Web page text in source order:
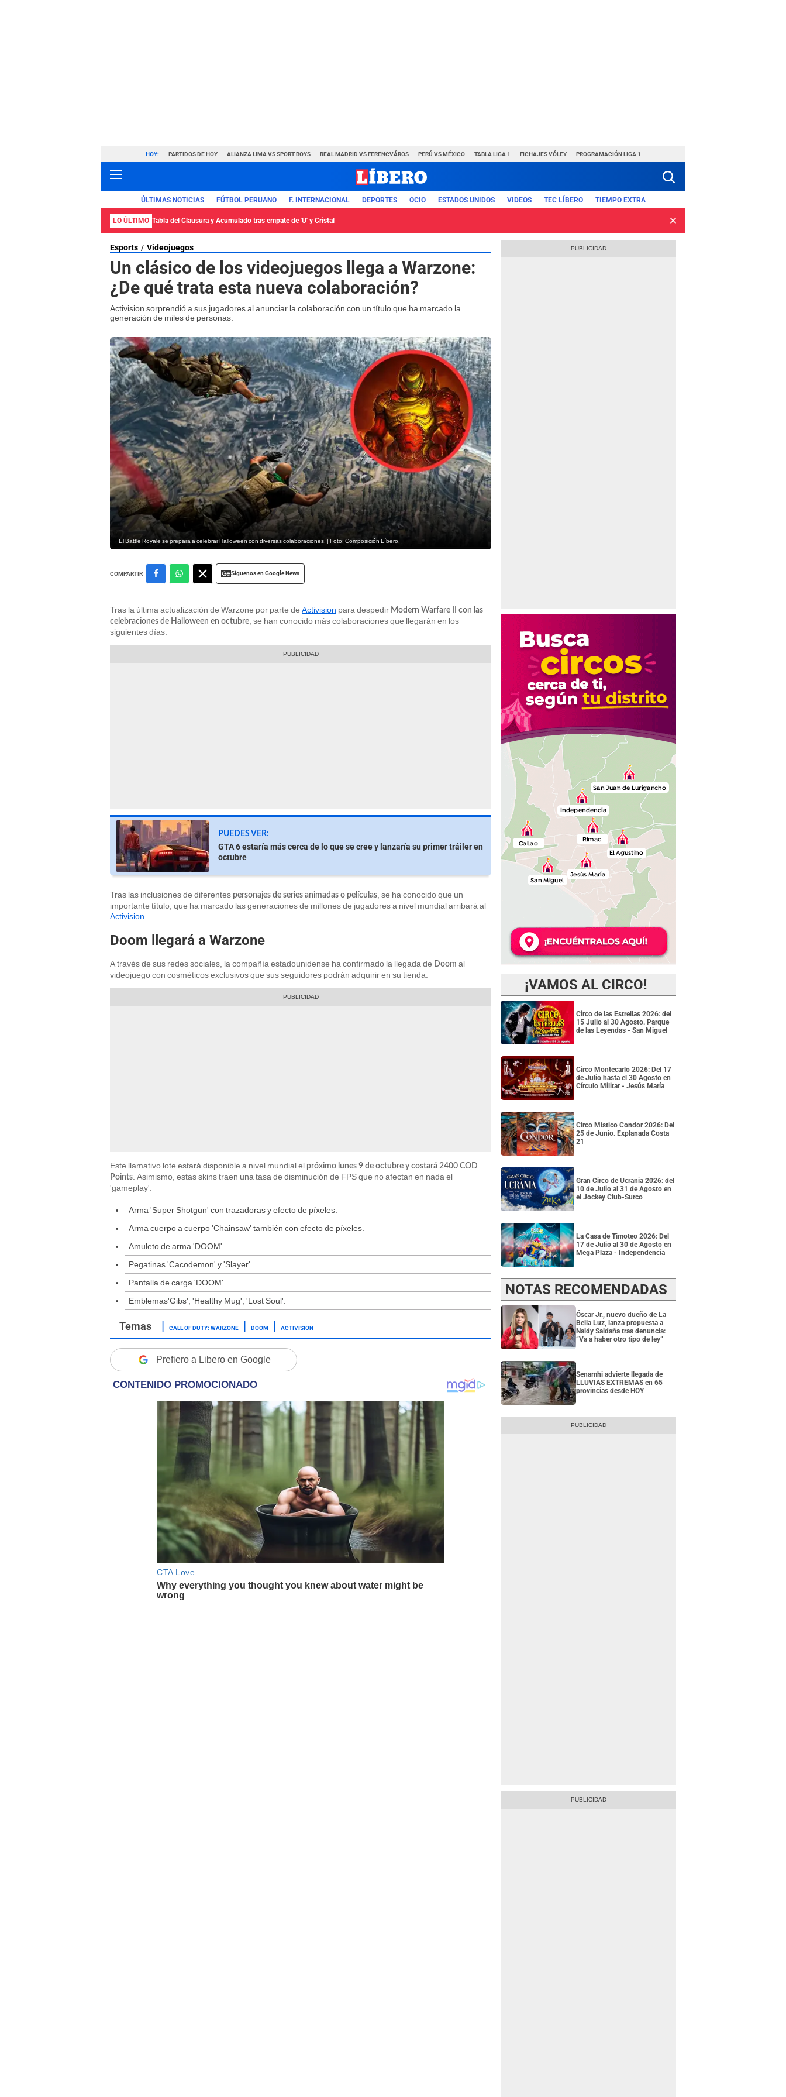
HOY: PARTIDOS DE HOY ALIANZA LIMA VS SPORT BOYS REAL MADRID VS FERENCVÁROS PERÚ VS MÉXICO TABLA LIGA 1 FICHAJES VÓLEY PROGRAMACIÓN LIGA 1
ÚLTIMAS NOTICIAS FÚTBOL PERUANO F. INTERNACIONAL DEPORTES OCIO ESTADOS UNIDOS VIDEOS TEC LÍBERO TIEMPO EXTRA
LO ÚLTIMO Tabla del Clausura y Acumulado tras empate de 'U' y Cristal
Esports Videojuegos
Un clásico de los videojuegos llega a Warzone:
¿De qué trata esta nueva colaboración?
Activision sorprendió a sus jugadores al anunciar la colaboración con un título que ha marcado la
generación de miles de personas.
El Battle Royale se prepara a celebrar Halloween con diversas colaboraciones. | Foto: Composición Líbero.
COMPARTIR Siguenos en Google News
Tras la última actualización de Warzone por parte de Activision para despedir Modern Warfare II con las
celebraciones de Halloween en octubre , se han conocido más colaboraciones que llegarán en los
siguientes días.
PUEDES VER:
GTA 6 estaría más cerca de lo que se cree y lanzaría su primer tráiler en
octubre
Tras las inclusiones de diferentes personajes de series animadas o películas , se ha conocido que un
importante título, que ha marcado las generaciones de millones de jugadores a nivel mundial arribará al
Activision
Doom llegará a Warzone
A través de sus redes sociales, la compañía estadounidense ha confirmado la llegada de Doom al
videojuego con cosméticos exclusivos que sus seguidores podrán adquirir en su tienda.
Este llamativo lote estará disponible a nivel mundial el próximo lunes 9 de octubre y costará 2400 COD
Points. Asimismo, estas skins traen una tasa de disminución de FPS que no afectan en nada el
'gameplay'.
Arma 'Super Shotgun' con trazadoras y efecto de píxeles.
Arma cuerpo a cuerpo 'Chainsaw' también con efecto de píxeles.
Amuleto de arma 'DOOM'.
Pegatinas 'Cacodemon' y 'Slayer'.
Pantalla de carga 'DOOM'.
Emblemas'Gibs', 'Healthy Mug', 'Lost Soul'.
CALL OF DUTY: WARZONE DOOM ACTIVISION
Prefiero a Libero en Google
¡VAMOS AL CIRCO!
Circo de las Estrellas 2026: del
15 Julio al 30 Agosto. Parque
de las Leyendas - San Miguel
Circo Montecarlo 2026: Del 17
de Julio hasta el 30 Agosto en
Círculo Militar - Jesús María
Circo Místico Condor 2026: Del
25 de Junio. Explanada Costa
21
Gran Circo de Ucrania 2026: del
10 de Julio al 31 de Agosto en
el Jockey Club-Surco
La Casa de Timoteo 2026: Del
17 de Julio al 30 de Agosto en
Mega Plaza - Independencia
NOTAS RECOMENDADAS
Óscar Jr., nuevo dueño de La
Bella Luz, lanza propuesta a
Naldy Saldaña tras denuncia:
“Va a haber otro tipo de ley”
Senamhi advierte llegada de
LLUVIAS EXTREMAS en 65
provincias desde HOY